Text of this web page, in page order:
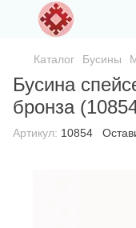
Каталог Бусины
Бусина
бронза
Артикул: 10854